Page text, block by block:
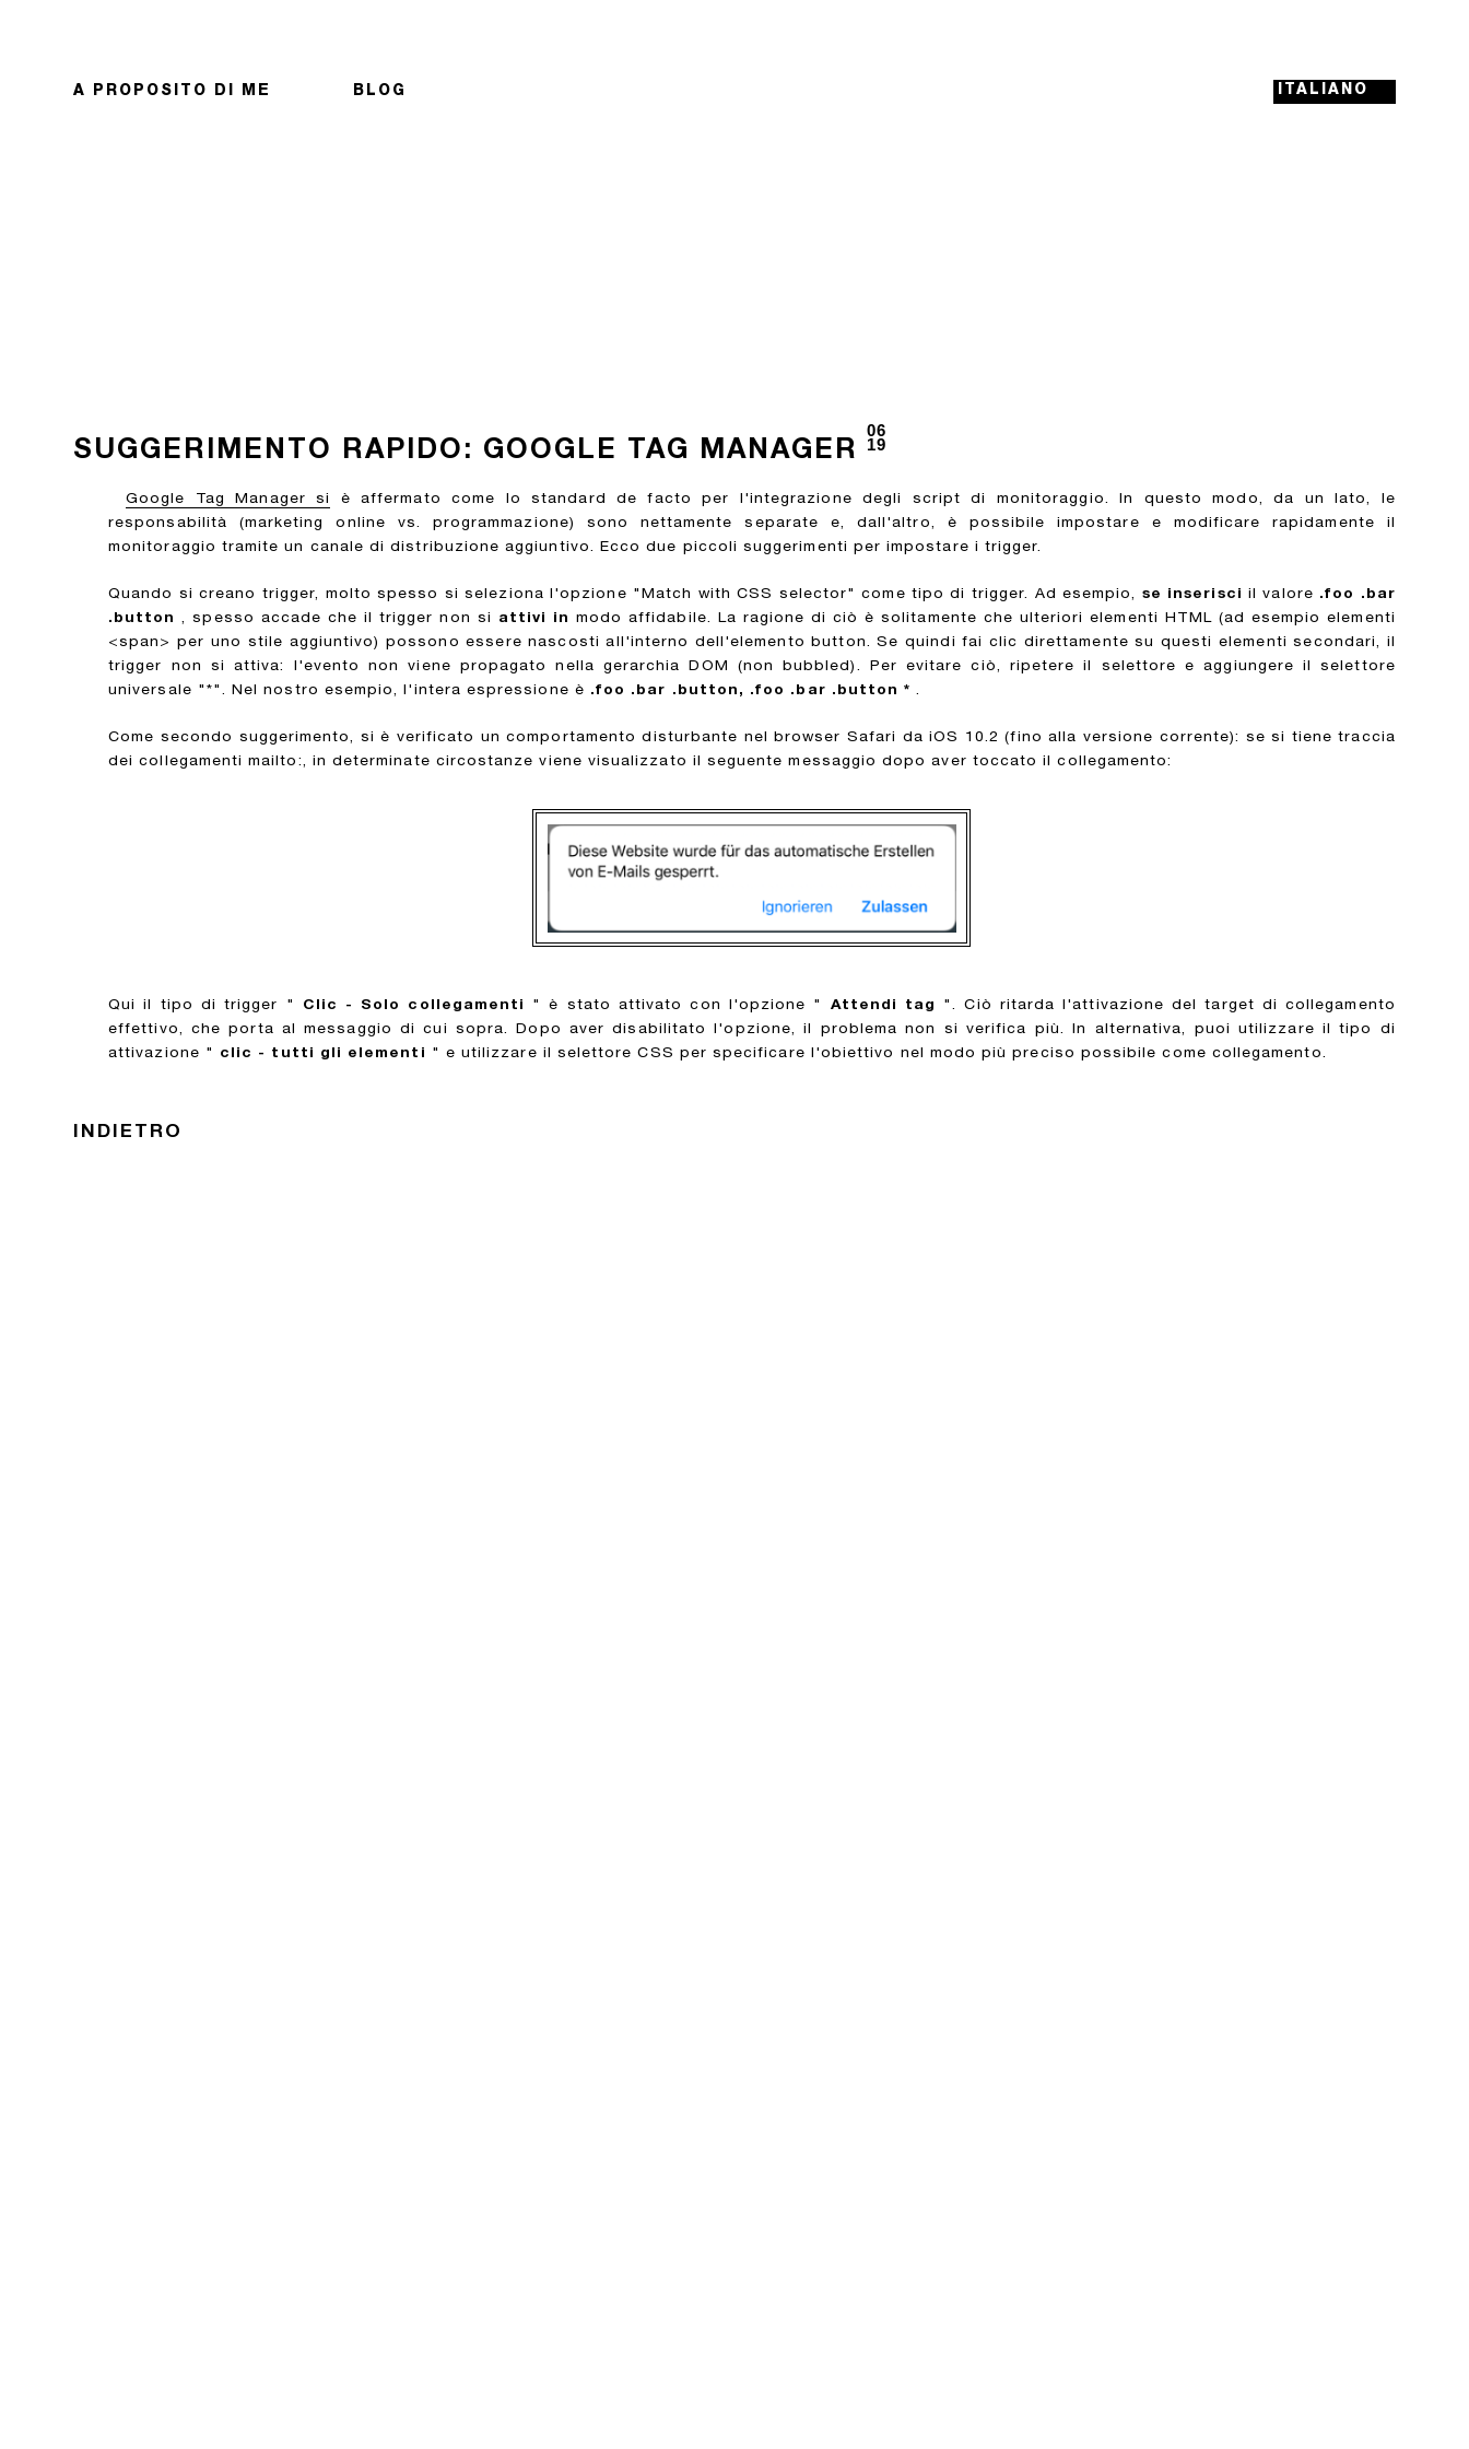
A PROPOSITO DI ME BLOG ITALIANO
SUGGERIMENTO RAPIDO: GOOGLE TAG MANAGER
06
19
Google Tag Manager si
è affermato come lo standard de facto per l'integrazione degli script di monitoraggio. In questo modo, da un lato, le
responsabilità (marketing online vs. programmazione) sono nettamente separate e, dall'altro, è possibile impostare e modificare rapidamente il
monitoraggio tramite un canale di distribuzione aggiuntivo. Ecco due piccoli suggerimenti per impostare i trigger.
Quando si creano trigger, molto spesso si seleziona l'opzione "Match with CSS selector" come tipo di trigger. Ad esempio, se inserisci il valore .foo .bar
.button , spesso accade che il trigger non si attivi in modo affidabile. La ragione di ciò è solitamente che ulteriori elementi HTML (ad esempio elementi
<span> per uno stile aggiuntivo) possono essere nascosti all'interno dell'elemento button. Se quindi fai clic direttamente su questi elementi secondari, il
trigger non si attiva: l'evento non viene propagato nella gerarchia DOM (non bubbled). Per evitare ciò, ripetere il selettore e aggiungere il selettore
universale "*". Nel nostro esempio, l'intera espressione è .foo .bar .button, .foo .bar .button * .
Come secondo suggerimento, si è verificato un comportamento disturbante nel browser Safari da iOS 10.2 (fino alla versione corrente): se si tiene traccia
dei collegamenti mailto:, in determinate circostanze viene visualizzato il seguente messaggio dopo aver toccato il collegamento:
Qui il tipo di trigger " Clic - Solo collegamenti " è stato attivato con l'opzione " Attendi tag
". Ciò ritarda l'attivazione del target di collegamento
effettivo, che porta al messaggio di cui sopra. Dopo aver disabilitato l'opzione, il problema non si verifica più. In alternativa, puoi utilizzare il tipo di
attivazione " clic - tutti gli elementi " e utilizzare il selettore CSS per specificare l'obiettivo nel modo più preciso possibile come collegamento.
INDIETRO